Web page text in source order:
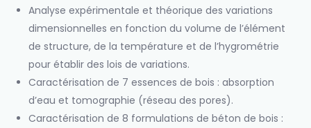
Analyse expérimentale et théorique des variations
dimensionnelles en fonction du volume de l’élément
de structure, de la température et de l’hygrométrie
pour établir des lois de variations.
Caractérisation de 7 essences de bois : absorption
d’eau et tomographie (réseau des pores).
Caractérisation de 8 formulations de béton de bois :